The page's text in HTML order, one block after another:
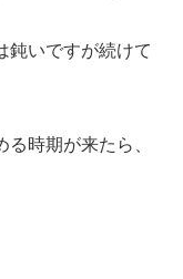
鈍いですが続けて
時期が来たら、